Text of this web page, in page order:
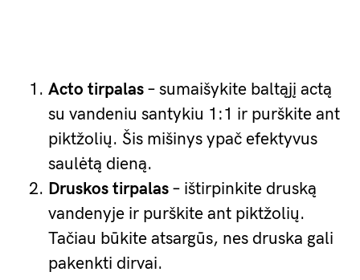
Acto tirpalas – sumaišykite baltąjį actą
su vandeniu santykiu 1:1 ir purškite ant
piktžolių. Šis mišinys ypač efektyvus
saulėtą dieną.
Druskos tirpalas – ištirpinkite druską
vandenyje ir purškite ant piktžolių.
Tačiau būkite atsargūs, nes druska gali
pakenkti dirvai.